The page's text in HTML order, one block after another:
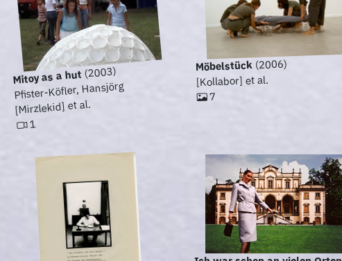
Mitoy as a hut (2003)
Pfister-Köfler, Hansjörg
[Mirzlekid] et al.
1
Möbelstück(2006)
[Kollabor] et al.
7